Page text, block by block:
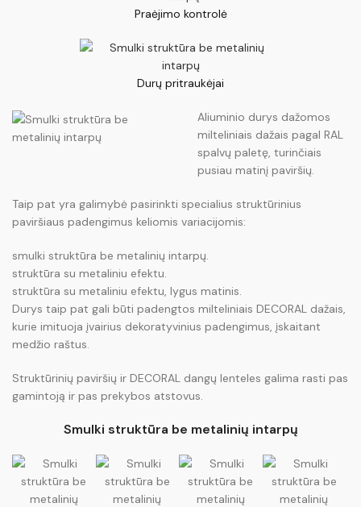
Praėjimo kontrolė
Durų pritraukėjai
Aliuminio durys dažomos
milteliniais dažais pagal RAL
spalvų paletę, turinčiais
pusiau matinį paviršių.
Taip pat yra galimybė pasirinkti specialius struktūrinius
paviršiaus padengimus keliomis variacijomis:
smulki struktūra be metalinių intarpų.
struktūra su metaliniu efektu.
struktūra su metaliniu efektu, lygus matinis.
Durys taip pat gali būti padengtos milteliniais DECORAL dažais,
kurie imituoja įvairius dekoratyvinius padengimus, įskaitant
medžio raštus.
Struktūrinių paviršių ir DECORAL dangų lenteles galima rasti pas
gamintoją ir pas prekybos atstovus.
Smulki struktūra be metalinių intarpų